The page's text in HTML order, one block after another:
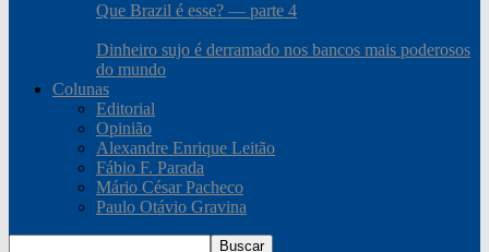
Que Brazil é esse? — parte 4
Dinheiro sujo é derramado nos bancos mais poderosos
do mundo
Colunas
Editorial
Opinião
Alexandre Enrique Leitão
Fábio F. Parada
Mário César Pacheco
Paulo Otávio Gravina